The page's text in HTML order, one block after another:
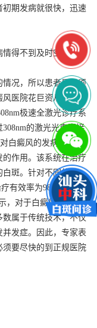
期发病就很快，迅速
得不到及时空盒子，
情况，所以患者是必须
医院花巨资从美国引
极速全激光诊疗系
的激光光束直接
白癜风的发病原因，
作用。该系统在治疗
白斑。针对不同的人
有效率为98.5%。
，对于白癜风的治疗，
属于传统技术，不仅
发症。因此，专家表
要尽快的到正规医院